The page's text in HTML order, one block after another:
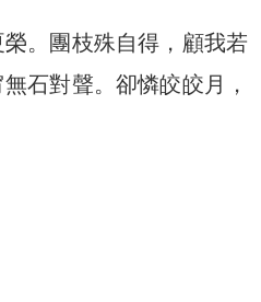
。團枝殊自得，顧我若
石對聲。卻憐皎皎月，